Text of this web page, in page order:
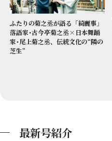
ふたりの菊之丞が語る「綺麗事」
落語家･古今亭菊之丞×日本舞踊
家･尾上菊之丞、伝統文化の“隣の
芝生”
最新号紹介